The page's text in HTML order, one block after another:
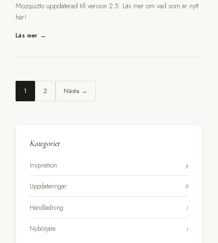
Mozquizto uppdaterad till version 2.5. Läs mer om vad som är nytt
här!
Läs mer →
1 2 Nästa →
Kategorier
Inspiration 4
Uppdateringar 8
Handledning 1
Nybörjare 1